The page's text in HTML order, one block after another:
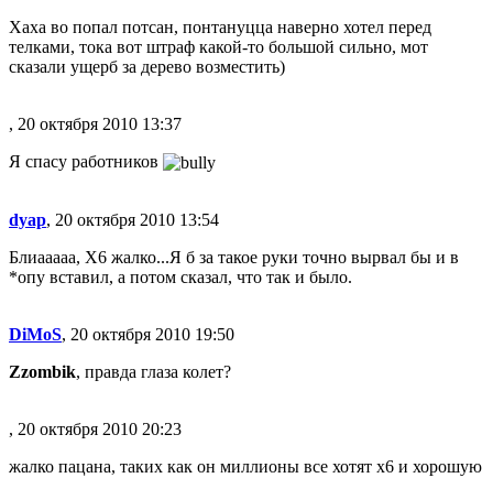
Хаха во попал потсан, понтануцца наверно хотел перед
телками, тока вот штраф какой-то большой сильно, мот
сказали ущерб за дерево возместить)
, 20 октября 2010 13:37
Я спасу работников
dyap, 20 октября 2010 13:54
Блиааааа, X6 жалко...Я б за такое руки точно вырвал бы и в
*опу вставил, а потом сказал, что так и было.
DiMoS, 20 октября 2010 19:50
Zzombik, правда глаза колет?
, 20 октября 2010 20:23
жалко пацана, таких как он миллионы все хотят х6 и хорошую